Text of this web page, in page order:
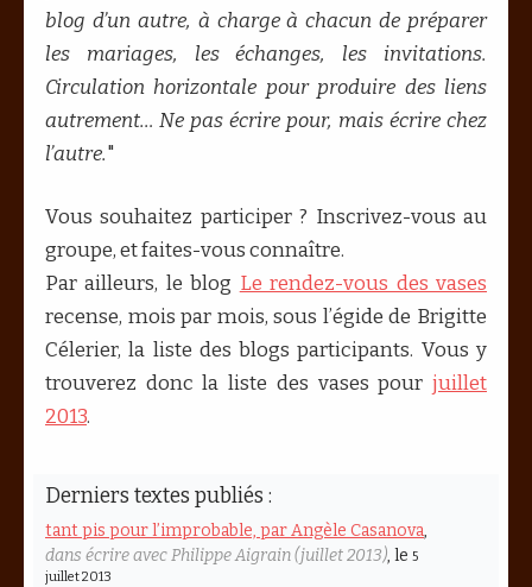
blog d’un autre, à charge à chacun de préparer
les mariages, les échanges, les invitations.
Circulation horizontale pour produire des liens
autrement… Ne pas écrire pour, mais écrire chez
l’autre."
Vous souhaitez participer ? Inscrivez-vous au
groupe, et faites-vous connaître.
Par ailleurs, le blog Le rendez-vous des vases
recense, mois par mois, sous l’égide de Brigitte
Célerier, la liste des blogs participants. Vous y
trouverez donc la liste des vases pour juillet
2013.
Derniers textes publiés :
tant pis pour l’improbable, par Angèle Casanova,
dans écrire avec Philippe Aigrain (juillet 2013), le 5
juillet 2013